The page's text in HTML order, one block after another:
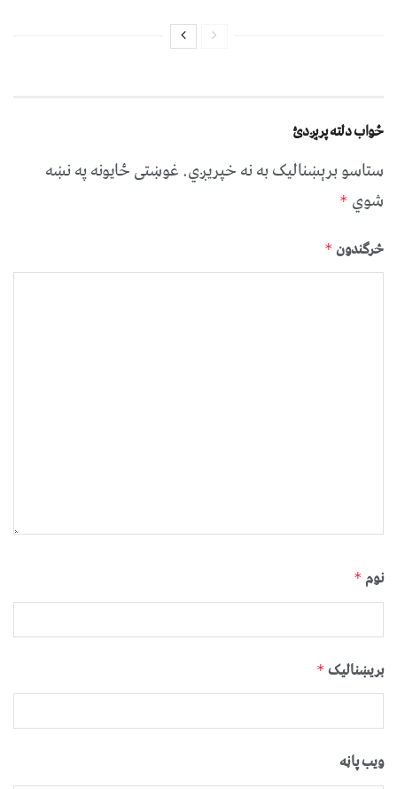
ځواب دلته پرېږدئ
ستاسو برېښناليک به نه خپريږي.غوښتى ځایونه په نښه
شوي *
څرگندون *
نوم *
بریښنالیک *
ویب پاڼه